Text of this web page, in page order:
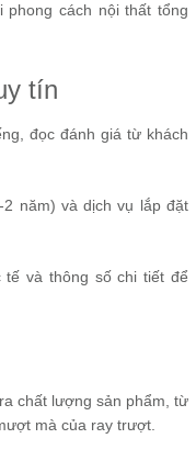
cách nội thất tổng
tín
đọc đánh giá từ khách
năm) và dịch vụ lắp đặt
tế và thông số chi tiết để
chất lượng sản phẩm, từ
mà của ray trượt.